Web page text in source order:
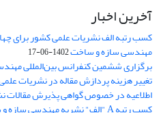
آخرین اخبار
کسب رتبه الف نشریات علمی کشور برای
مهندسی سازه و ساخت1402-06-17
برگزاری ششمین کنفرانس بین‌المللی
تغییر هزینه پردازش مقاله در نشریات
اطلاعیه در خصوص گواهی پذیرش مقالات
کسب رتبه A "الف" نشریه مهندسی سازه و ساخت